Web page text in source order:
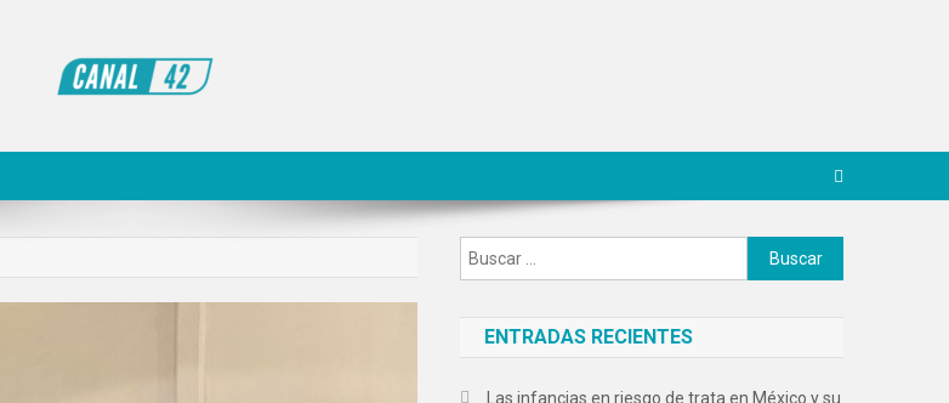
Buscar:
ENTRADAS RECIENTES
Las infancias en riesgo de trata en México y su